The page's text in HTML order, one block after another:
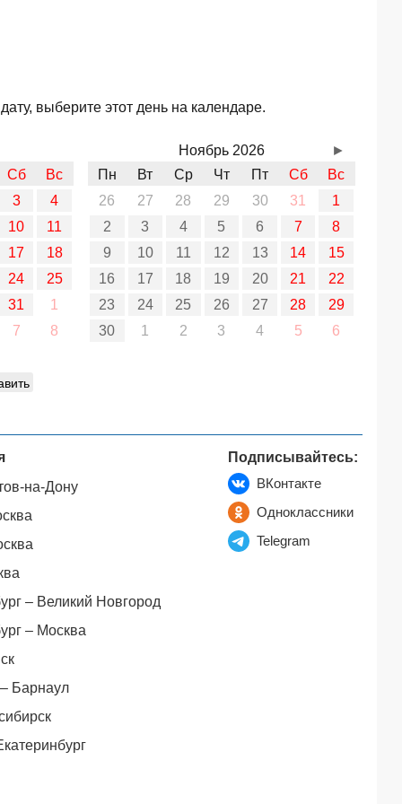
выберите этот день на календаре.
Сб
Вс
3
4
10
11
17
18
24
25
31
1
7
8
Ноябрь 2026
Пн
Вт Ср Чт Пт Сб
Вс
26
27 28 29 30 31
1
2
3 4 5 6 7
8
9
10 11 12 13 14
15
16
17 18 19 20 21
22
23
24 25 26 27 28
29
30
1 2 3 4 5 6
►
на-Дону
– Великий Новгород
– Москва
Барнаул
Подписывайтесь:
ВКонтакте
Одноклассники
Telegram